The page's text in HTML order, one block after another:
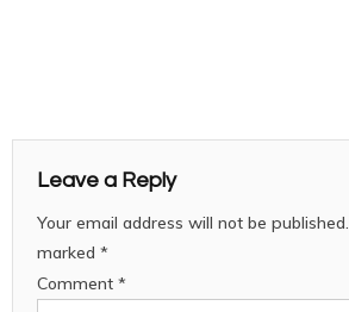
Leave a Reply
Your email address will not be published.
marked *
Comment *